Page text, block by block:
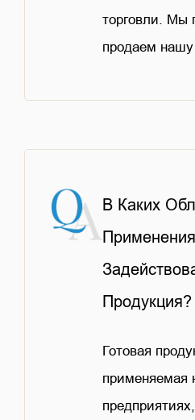
торговли. Мы
продаем
В Каких
Продукция?
Готовая
применяемая